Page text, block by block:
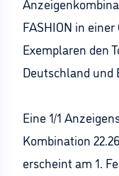
FASHION in
Exemplaren den
Deutschland und
Eine 1/1
Kombination
erscheint am 1.